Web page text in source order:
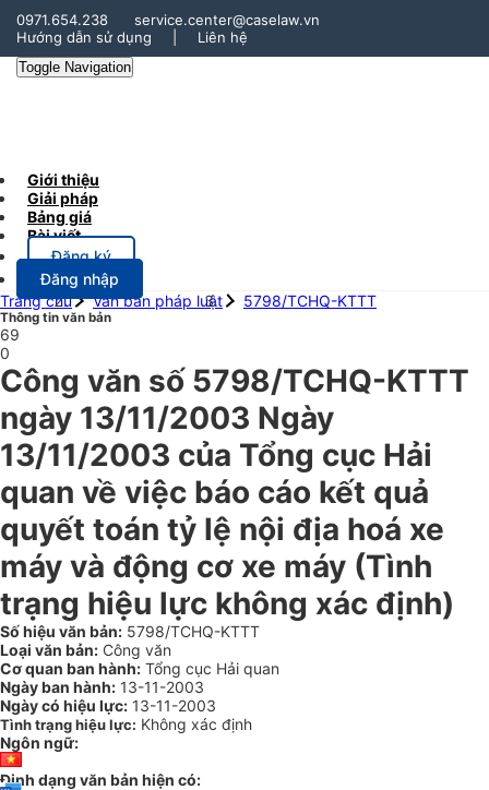
0971.654.238
service.center@caselaw.vn
Hướng dẫn sử dụng
Liên hệ
Toggle Navigation
Giới thiệu
Giải pháp
Bảng giá
Bài viết
Đăng ký
Đăng nhập
Trang chủ
Văn bản pháp luật 5798/TCHQ-KTTT
Thông tin văn bản
69
0
Công văn số 5798/TCHQ-KTTT
ngày 13/11/2003 Ngày
13/11/2003 của Tổng cục Hải
quan về việc báo cáo kết quả
quyết toán tỷ lệ nội địa hoá xe
máy và động cơ xe máy (Tình
trạng hiệu lực không xác định)
Số hiệu văn bản: 5798/TCHQ-KTTT
Loại văn bản: Công văn
Cơ quan ban hành: Tổng cục Hải quan
Ngày ban hành: 13-11-2003
Ngày có hiệu lực: 13-11-2003
Tình trạng hiệu lực: Không xác định
Ngôn ngữ:
Định dạng văn bản hiện có: